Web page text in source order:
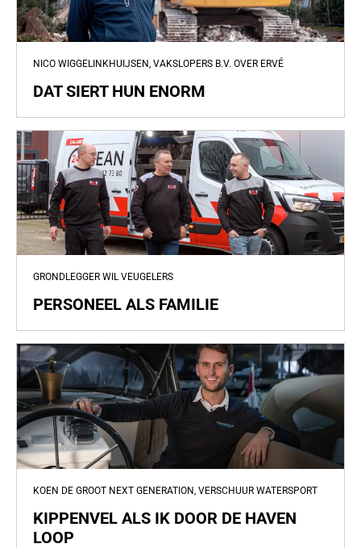
NICO WIGGELINKHUIJSEN, VAKSLOPERS B.V. OVER ERVÉ
DAT SIERT HUN ENORM
GRONDLEGGER WIL VEUGELERS
PERSONEEL ALS FAMILIE
KOEN DE GROOT NEXT GENERATION, VERSCHUUR WATERSPORT
KIPPENVEL ALS IK DOOR DE HAVEN
LOOP